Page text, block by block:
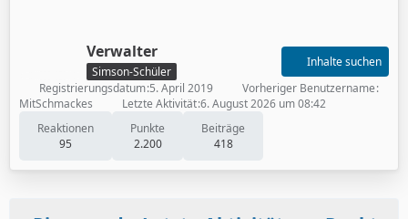
Verwalter
Simson-Schüler
Reaktionen
95
Punkte
2.200
Beiträge
418
Inhalte suchen
Registrierungsdatum 5. April 2019
Vorheriger Benutzername
MitSchmackes
Letzte Aktivität 6. August 2026 um 08:42